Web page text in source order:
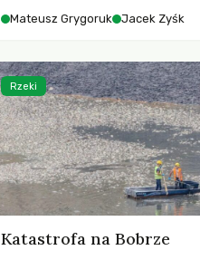
SGGW.
Mateusz Grygoruk Jacek Zyśk
Katastrofa na Bobrze
Rzeki